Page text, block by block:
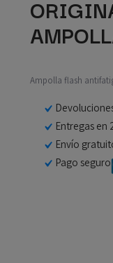
Ampolla flash
Entregas en
Envío
Pago seguro